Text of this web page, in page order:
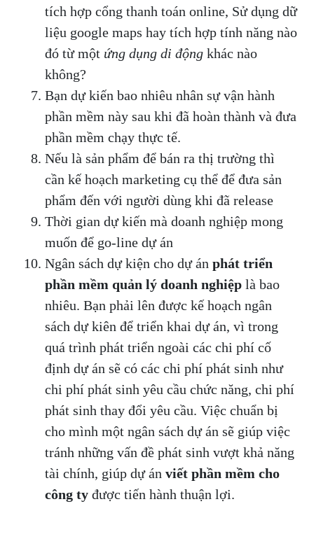
tích hợp cổng thanh toán online, Sử dụng dữ
liệu google maps hay tích hợp tính năng nào
đó từ một ứng dụng di động khác nào
không?
Bạn dự kiến bao nhiêu nhân sự vận hành
phần mềm này sau khi đã hoàn thành và đưa
phần mềm chạy thực tế.
Nếu là sản phẩm để bán ra thị trường thì
cần kế hoạch marketing cụ thể để đưa sản
phẩm đến với người dùng khi đã release
Thời gian dự kiến mà doanh nghiệp mong
muốn để go-line dự án
Ngân sách dự kiện cho dự án phát triển
phần mềm quản lý doanh nghiệp là bao
nhiêu. Bạn phải lên được kế hoạch ngân
sách dự kiên để triển khai dự án, vì trong
quá trình phát triển ngoài các chi phí cố
định dự án sẽ có các chi phí phát sinh như
chi phí phát sinh yêu cầu chức năng, chi phí
phát sinh thay đổi yêu cầu. Việc chuẩn bị
cho mình một ngân sách dự án sẽ giúp việc
tránh những vấn đề phát sinh vượt khả năng
tài chính, giúp dự án viết phần mềm cho
công ty được tiến hành thuận lợi.